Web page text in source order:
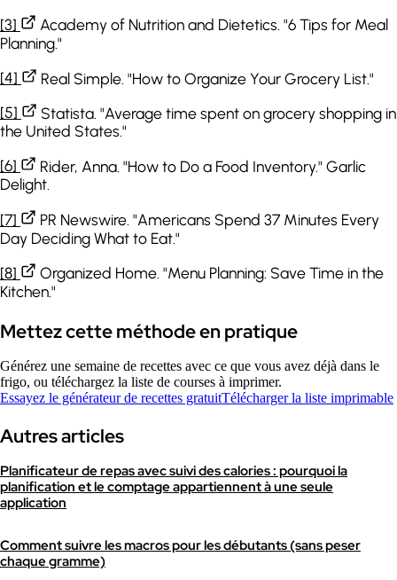
[3]
Academy of Nutrition and Dietetics. "6 Tips for Meal
Planning."
[4]
Real Simple. "How to Organize Your Grocery List."
[5]
Statista. "Average time spent on grocery shopping in
the United States."
[6]
Rider, Anna. "How to Do a Food Inventory." Garlic
Delight.
[7]
PR Newswire. "Americans Spend 37 Minutes Every
Day Deciding What to Eat."
[8]
Organized Home. "Menu Planning: Save Time in the
Kitchen."
Mettez cette méthode en pratique
Générez une semaine de recettes avec ce que vous avez déjà dans le
frigo, ou téléchargez la liste de courses à imprimer.
Essayez le générateur de recettes gratuitTélécharger la liste imprimable
Autres articles
Planificateur de repas avec suivi des calories : pourquoi la
planification et le comptage appartiennent à une seule
application
Comment suivre les macros pour les débutants (sans peser
chaque gramme)